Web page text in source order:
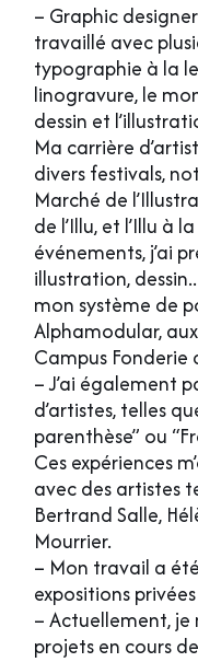
– Graphic
travaillé avec
typographie à la
linogravure, le
dessin et
Ma carrière
divers festivals,
Marché de
de l’Illu, et l’Illu à
événements, j’ai
illustration,
mon système de
Alphamodular,
Campus Fonderie
– J’ai également
d’artistes, telles
parenthèse” ou
Ces expériences
avec des artistes
Bertrand Salle,
Mourrier.
– Mon travail a
expositions
– Actuellement, je
projets en cours